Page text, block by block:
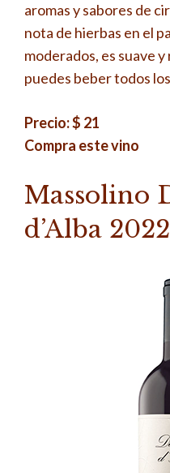
aromas y sabores de
nota de hierbas en el
moderados, es suave
puedes beber todos
Precio: $ 21
Compra este vino
Massolino
d’Alba 2022